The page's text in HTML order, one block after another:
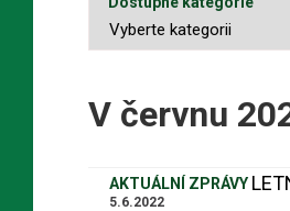
V červnu
AKTUÁLNÍ ZPRÁVY
5.6.2022